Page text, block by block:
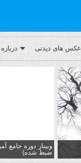
عکس های دیدنی
وبینار دوره جامع
ضبط شده)